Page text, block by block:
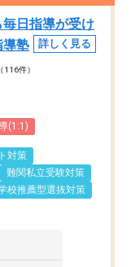
日指導が受け
導塾
詳しく見る
（116件）
(1:1)
対策
難関私立受験対策
校推薦型選抜対策